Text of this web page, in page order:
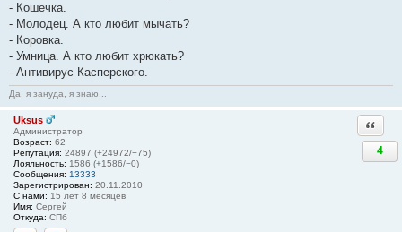
- Кошечка.
- Молодец. А кто любит мычать?
- Коровка.
- Умница. А кто любит хрюкать?
- Антивирус Касперского.
Да, я зануда, я знаю...
Uksus
Администратор
Возраст: 62
Репутация: 24897 (+24972/−75)
Лояльность: 1586 (+1586/−0)
Сообщения: 13333
Зарегистрирован: 20.11.2010
С нами: 15 лет 8 месяцев
Имя: Сергей
Откуда: СПб
4